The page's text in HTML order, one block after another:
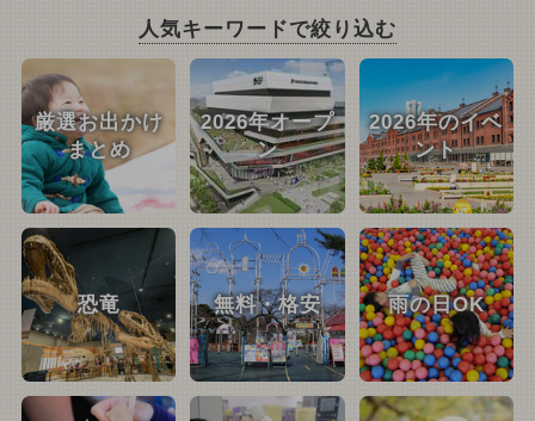
人気キーワードで絞り込む
厳選お出かけ
まとめ
2026年オープ
ン
2026年のイベ
ント
恐竜 無料・格安 雨の日OK